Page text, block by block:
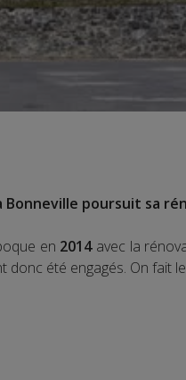
Bonneville poursuit sa
en 2014avec la
donc été engagés. On fait